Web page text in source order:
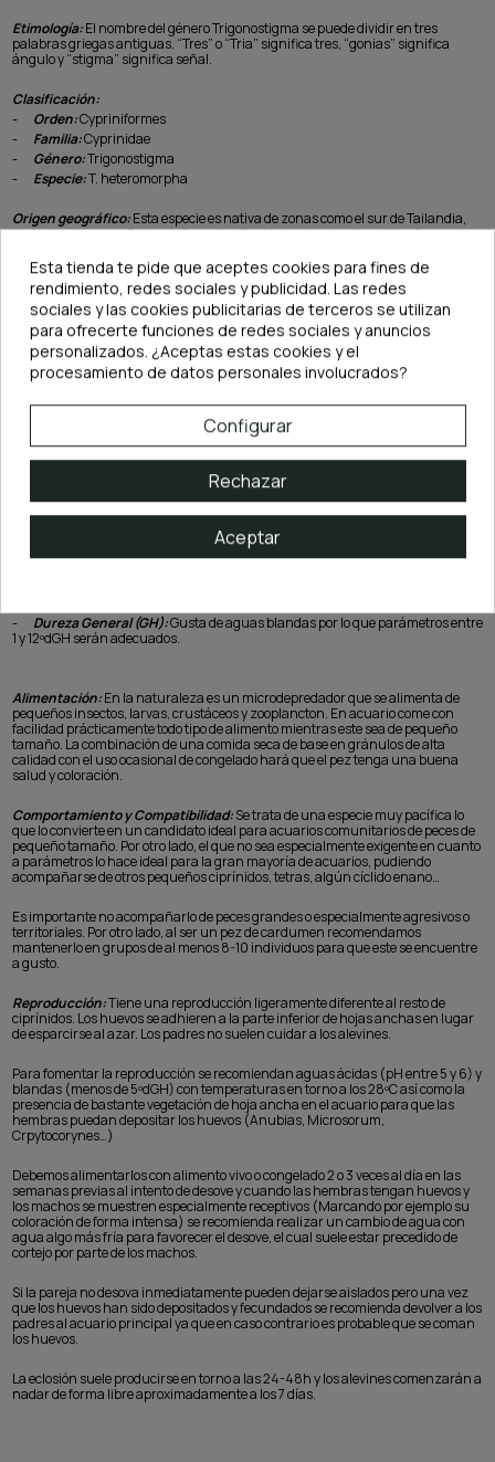
Etimología:El nombre del género Trigonostigma se puede dividir en tres
palabras griegas antiguas. “Tres” o “Tria” significa tres, “gonias” significa
ángulo y “stigma” significa señal.
Clasificación:
- Orden:Cypriniformes
- Familia:Cyprinidae
- Género:Trigonostigma
- Especie:T. heteromorpha
Origen geográfico:Esta especie es nativa de zonas como el sur de Tailandia,
Malasia, singapur, Borneo y Sumatra. Destaca su presencia en Nee Soon
de Singapur.
Debido a su facilidad de reproducción prácticamente la totalidad de ejemplares
que se comercializan proceden de cría en cautividad.
Tamaño y dimorfismo sexual:Los adultos pueden alcanzar los 4,5cm de
longitud. En cuanto al dimorfismo, las hembras maduras destacan por tener el
cuales son más delgados y coloridos.
Tipo de acuario:Teniendo en cuenta que es un pez de cardumen no lo
mantendríamos en un acuario inferior a 60L. Unos 60cm de frontal mínimo
son recomendables. En cuanto al diseño interior del acuario, los peces
muestran una mejor coloración con sustratos oscuros si bien también da muy
buen resultado en acuarios densamente plantados o de paisajismo.
- Dureza General (GH):Gusta de aguas blandas por lo que parámetros entre
1 y 12ºdGH serán adecuados.
Alimentación:En la naturaleza es un microdepredador que se alimenta de
pequeños insectos, larvas, crustáceos y zooplancton. En acuario come con
facilidad prácticamente todo tipo de alimento mientras este sea de pequeño
tamaño. La combinación de una comida seca de base en gránulos de alta
calidad con el uso ocasional de congelado hará que el pez tenga una buena
salud y coloración.
Comportamiento y Compatibilidad:Se trata de una especie muy pacífica lo
que lo convierte en un candidato ideal para acuarios comunitarios de peces de
pequeño tamaño. Por otro lado, el que no sea especialmente exigente en cuanto
a parámetros lo hace ideal para la gran mayoría de acuarios, pudiendo
acompañarse de otros pequeños ciprínidos, tetras, algún cíclido enano…
Es importante no acompañarlo de peces grandes o especialmente agresivos o
territoriales. Por otro lado, al ser un pez de cardumen recomendamos
mantenerlo en grupos de al menos 8-10 individuos para que este se encuentre
a gusto.
Reproducción:Tiene una reproducción ligeramente diferente al resto de
ciprínidos. Los huevos se adhieren a la parte inferior de hojas anchas en lugar
de esparcirse al azar. Los padres no suelen cuidar a los alevines.
Para fomentar la reproducción se recomiendan aguas ácidas (pH entre 5 y 6) y
blandas (menos de 5ºdGH) con temperaturas en torno a los 28ºC así como la
presencia de bastante vegetación de hoja ancha en el acuario para que las
hembras puedan depositar los huevos (Anubias, Microsorum,
Crpytocorynes…)
Debemos alimentarlos con alimento vivo o congelado 2 o 3 veces al día en las
semanas previas al intento de desove y cuando las hembras tengan huevos y
los machos se muestren especialmente receptivos (Marcando por ejemplo su
coloración de forma intensa) se recomienda realizar un cambio de agua con
agua algo más fría para favorecer el desove, el cual suele estar precedido de
cortejo por parte de los machos.
Si la pareja no desova inmediatamente pueden dejarse aislados pero una vez
que los huevos han sido depositados y fecundados se recomienda devolver a los
padres al acuario principal ya que en caso contrario es probable que se coman
los huevos.
La eclosión suele producirse en torno a las 24-48h y los alevines comenzarán a
nadar de forma libre aproximadamente a los 7 días.
Esta tienda te pide que aceptes cookies para fines de
rendimiento, redes sociales y publicidad. Las redes
sociales y las cookies publicitarias de terceros se utilizan
para ofrecerte funciones de redes sociales y anuncios
personalizados. ¿Aceptas estas cookies y el
procesamiento de datos personales involucrados?
Configurar
Rechazar
Aceptar